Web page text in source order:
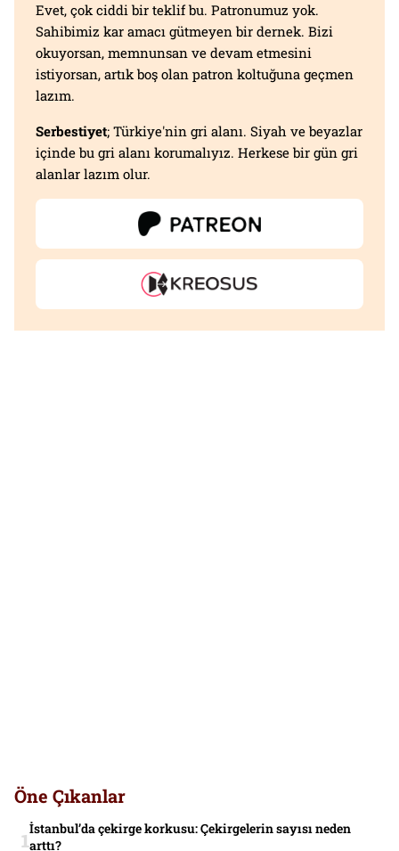
Evet, çok ciddi bir teklif bu. Patronumuz yok.
Sahibimiz kar amacı gütmeyen bir dernek. Bizi
okuyorsan, memnunsan ve devam etmesini
istiyorsan, artık boş olan patron koltuğuna geçmen
lazım.
Serbestiyet; Türkiye'nin gri alanı. Siyah ve beyazlar
içinde bu gri alanı korumalıyız. Herkese bir gün gri
alanlar lazım olur.
Öne Çıkanlar
İstanbul’da çekirge korkusu: Çekirgelerin sayısı neden
arttı?